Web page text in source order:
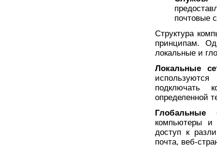
почтовые
Структура
принципам.
локальные и
Локальные
подключать
определенной
Глобальные
компьютеры и
доступ к
почта, веб-